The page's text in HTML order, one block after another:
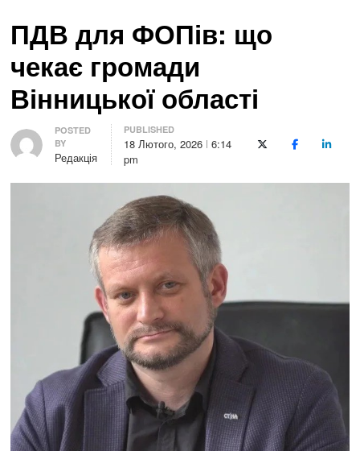
ПДВ для ФОПів: що
чекає громади
Вінницької області
Author
POSTED
BY
Редакція
PUBLISHED
18 Лютого, 2026 6:14
pm
X (Twitter)Facebook